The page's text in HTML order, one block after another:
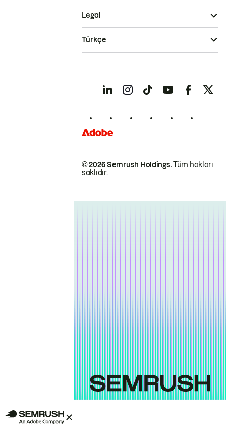
© 2026 Semrush Holdings.Tüm hakları
saklıdır.
Legal
Türkçe